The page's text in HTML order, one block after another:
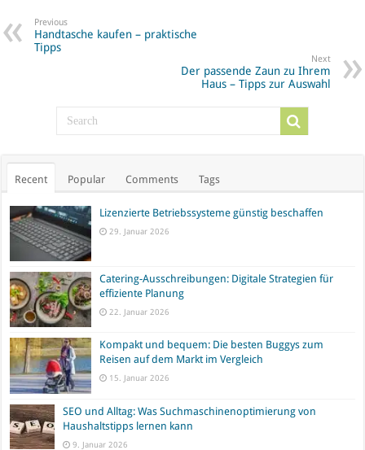
Previous
Handtasche kaufen – praktische
Tipps
Next
Der passende Zaun zu Ihrem
Haus – Tipps zur Auswahl
Recent Popular Comments Tags
Lizenzierte Betriebssysteme günstig beschaffen
29. Januar 2026
Catering-Ausschreibungen: Digitale Strategien für
effiziente Planung
22. Januar 2026
Kompakt und bequem: Die besten Buggys zum
Reisen auf dem Markt im Vergleich
15. Januar 2026
SEO und Alltag: Was Suchmaschinenoptimierung von
Haushaltstipps lernen kann
9. Januar 2026